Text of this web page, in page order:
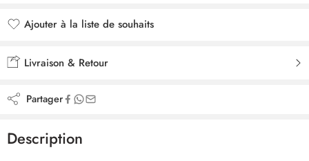
Ajouter à la liste de souhaits
Livraison & Retour
Partager
Description